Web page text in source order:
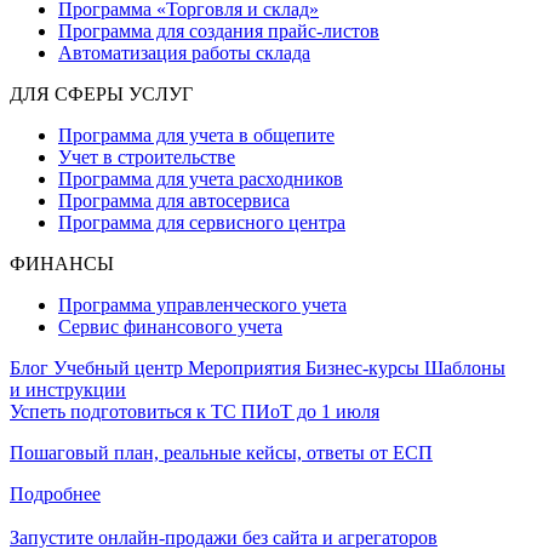
Программа «Торговля и склад»
Программа для создания прайс‑листов
Автоматизация работы склада
ДЛЯ СФЕРЫ УСЛУГ
Программа для учета в общепите
Учет в строительстве
Программа для учета расходников
Программа для автосервиса
Программа для сервисного центра
ФИНАНСЫ
Программа управленческого учета
Сервис финансового учета
Блог Учебный центр Мероприятия Бизнес-курсы Шаблоны
и инструкции
Успеть подготовиться к ТС ПИоТ до 1 июля
Пошаговый план, реальные кейсы, ответы от ЕСП
Подробнее
Запустите онлайн-продажи без сайта и агрегаторов